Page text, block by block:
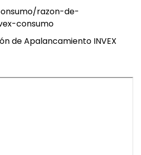
razon-de-
consumo
de Apalancamiento INVEX